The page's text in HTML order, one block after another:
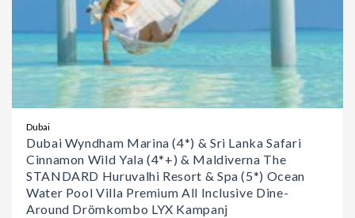
Dubai
Dubai Wyndham Marina (4*) & Sri Lanka Safari
Cinnamon Wild Yala (4*+) & Maldiverna The
STANDARD Huruvalhi Resort & Spa (5*) Ocean
Water Pool Villa Premium All Inclusive Dine-
Around Drömkombo LYX Kampanj